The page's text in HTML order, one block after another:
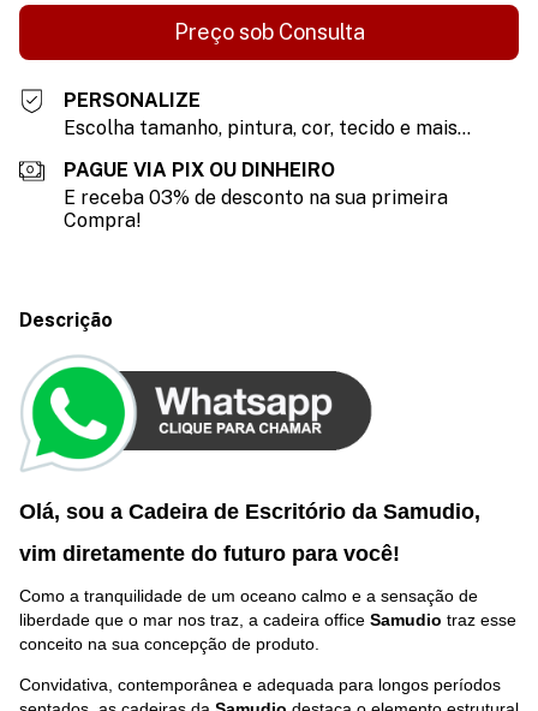
PERSONALIZE
Escolha tamanho, pintura, cor, tecido e mais...
PAGUE VIA PIX OU DINHEIRO
E receba 03% de desconto na sua primeira
Compra!
Descrição
Olá, sou a Cadeira de Escritório da Samudio,
vim diretamente do futuro para você!
Como a tranquilidade de um oceano calmo e a sensação de
liberdade que o mar nos traz, a cadeira office Samudio traz esse
conceito na sua concepção de produto.
Convidativa, contemporânea e adequada para longos períodos